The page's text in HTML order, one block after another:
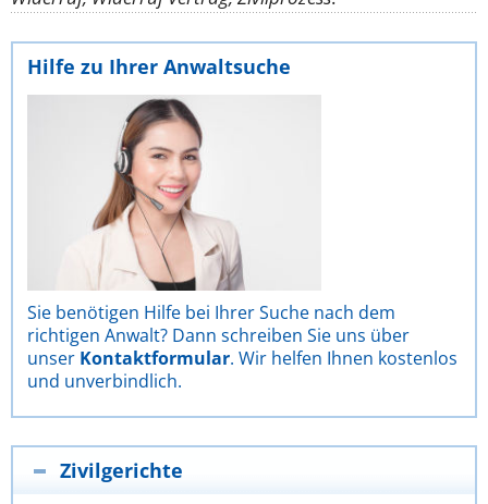
Hilfe zu Ihrer Anwaltsuche
Sie benötigen Hilfe bei Ihrer Suche nach dem
richtigen Anwalt? Dann schreiben Sie uns über
unser Kontaktformular. Wir helfen Ihnen kostenlos
und unverbindlich.
Zivilgerichte